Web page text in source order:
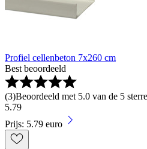
Profiel cellenbeton 7x260 cm
Best beoordeeld
(3)Beoordeeld met 5.0 van de 5
5.79
Prijs: 5.79 euro